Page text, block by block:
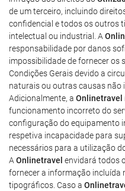
de um terceiro, incluindo
confidencial e todos os outros
intelectual ou industrial. A
responsabilidade por danos
impossibilidade de fornecer os
Condições Gerais devido a
naturais ou outras causas não
Adicionalmente, a Onlinetravel
funcionamento incorreto do
configuração do equipamento
respetiva incapacidade para
necessários para a utilização
AOnlinetravel envidará todos
fornecer a informação incluída
tipográficos. Caso a